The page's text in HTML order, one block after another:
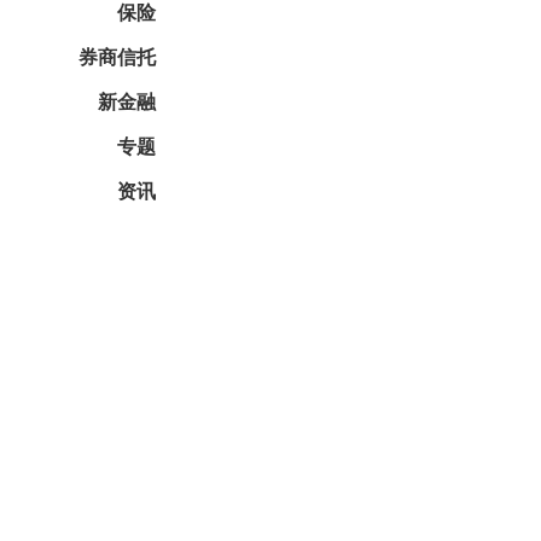
保险
券商信托
新金融
专题
资讯